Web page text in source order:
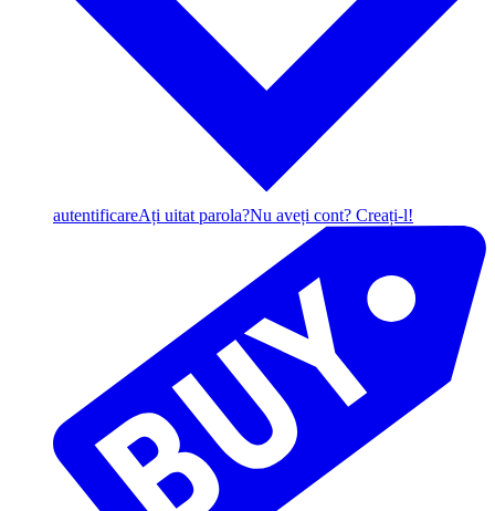
autentificareAți uitat parola?Nu aveți cont? Creați-l!